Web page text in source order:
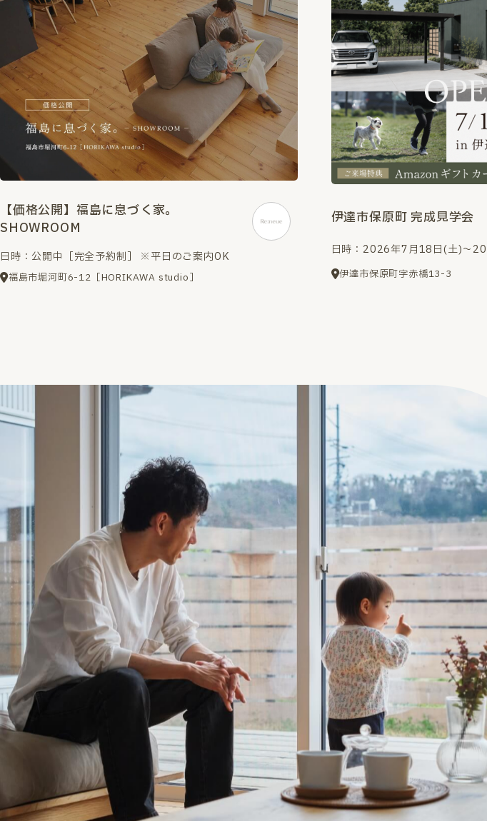
【価格公開】福島に息づく家。
SHOWROOM
日時：公開中［完全予約制］ ※平日のご案内OK
福島市堀河町6-12［HORIKAWA studio］
伊達市保原町 完成見学会
日時：2026年7月18日(土)～
伊達市保原町字赤橋13-3